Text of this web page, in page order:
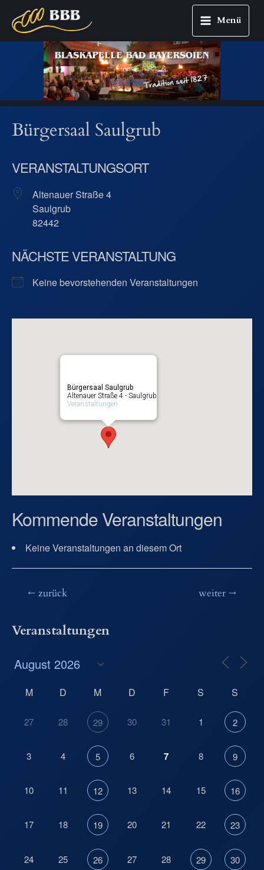
Main
Menu
Menü
Bürgersaal Saulgrub
VERANSTALTUNGSORT
Altenauer Straße 4
Saulgrub
82442
NÄCHSTE VERANSTALTUNG
Keine bevorstehenden Veranstaltungen
Bürgersaal Saulgrub
Altenauer Straße 4 - Saulgrub
Veranstaltungen
Kommende Veranstaltungen
Keine Veranstaltungen an diesem Ort
Beitragsnavigation
←zurück weiter→
Veranstaltungen
M D M D F S S
27 28 29 30 31 1 2
3 4 5 6 7 8 9
10 11 12 13 14 15 16
17 18 19 20 21 22 23
24 25 26 27 28 29 30